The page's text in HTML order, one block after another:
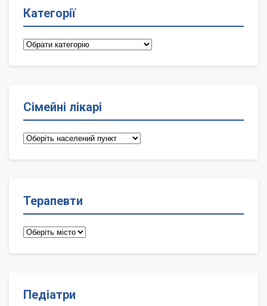
Категорії
Категорії
Сімейні лікарі
Сімейні
Терапевти
Терапевти
Педіатри